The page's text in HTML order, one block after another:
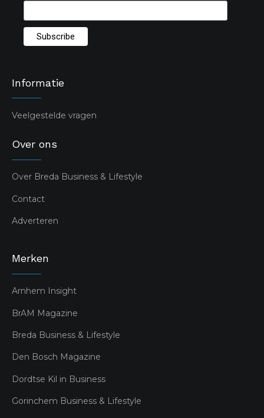
Informatie
Veelgestelde vragen
Over ons
Over Breda Business & Lifestyle
Contact
Adverteren
Merken
Arnhem Insight
BrAM Magazine
Breda Business & Lifestyle
Den Bosch Magazine
Dordtse Kil in Business
Gorinchem Business & Lifestyle